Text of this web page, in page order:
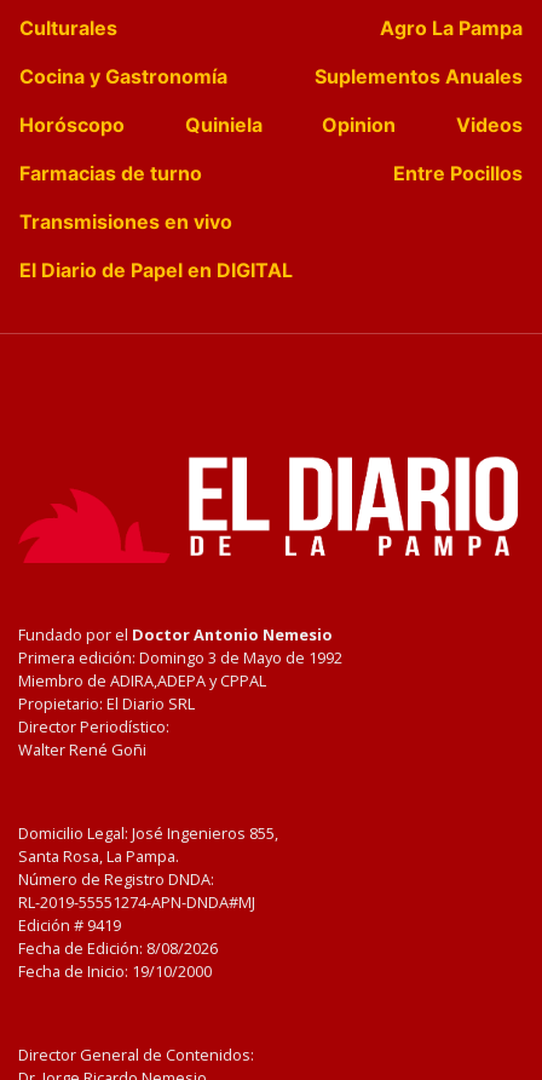
Culturales
Agro La Pampa
Cocina y Gastronomía
Suplementos Anuales
Horóscopo
Quiniela Opinion
Videos
Farmacias de turno
Entre Pocillos
Transmisiones en vivo
El Diario de Papel en DIGITAL
Fundado por el Doctor Antonio Nemesio
Primera edición: Domingo 3 de Mayo de 1992
Miembro de ADIRA,ADEPA y CPPAL
Propietario: El Diario SRL
Director Periodístico:
Walter René Goñi
Domicilio Legal: José Ingenieros 855,
Santa Rosa, La Pampa.
Número de Registro DNDA:
RL-2019-55551274-APN-DNDA#MJ
Edición # 9419
Fecha de Edición: 8/08/2026
Fecha de Inicio: 19/10/2000
Director General de Contenidos: